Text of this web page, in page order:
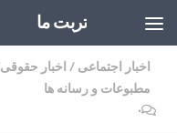
تربت ما
اخبار اجتماعی / اخبار حقوقی
مطبوعات و رسانه ها
۰